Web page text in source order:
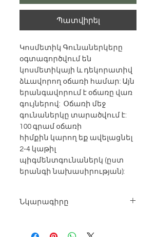
Պատվիրել
Կոսմետիկ Գունաներկերը
օգտագործվում են
կոսմետիկայի և դեկորատիվ
ձևավորող օճառի համար: Այն
երանգավորում է օճառը վառ
գույներով: Օճառի մեջ
գունաներկը տարածվում է:
100 գրամ օճառի
հիմքին կարող եք ավելացնել
2-4 կաթիլ
պիգմենտգունաներկ (ըստ
երանգի նախասիրության):
Նկարագիրը